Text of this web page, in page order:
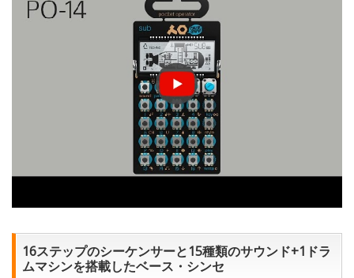
16ステップのシーケンサーと15種類のサウンド+1ドラ
ムマシンを搭載したベース・シンセ